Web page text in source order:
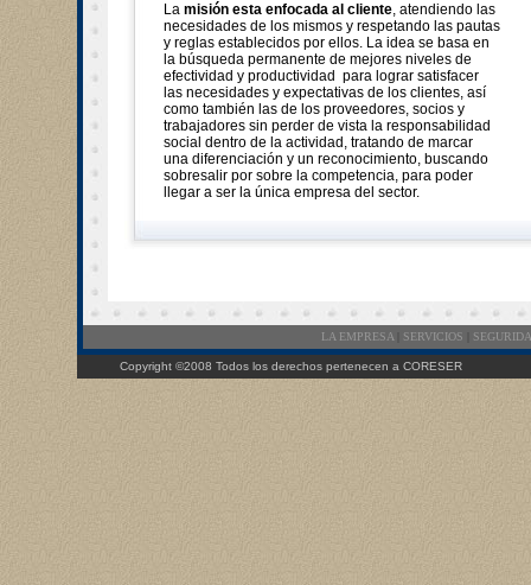
La misión esta enfocada al cliente, atendiendo las
necesidades de los mismos y respetando las pautas
y reglas establecidos por ellos. La idea se basa en
la búsqueda permanente de mejores niveles de
efectividad y productividad para lograr satisfacer
las necesidades y expectativas de los clientes, así
como también las de los proveedores, socios y
trabajadores sin perder de vista la responsabilidad
social dentro de la actividad, tratando de marcar
una diferenciación y un reconocimiento, buscando
sobresalir por sobre la competencia, para poder
llegar a ser la única empresa del sector.
LA EMPRESA| SERVICIOS
Copyright ©2008 Todos los derechos pertenecen a CORESER